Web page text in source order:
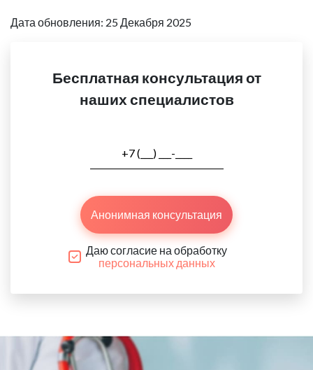
Дата обновления: 25 Декабря 2025
Бесплатная консультация от
наших специалистов
Анонимная консультация
Даю согласие на обработку
персональных данных